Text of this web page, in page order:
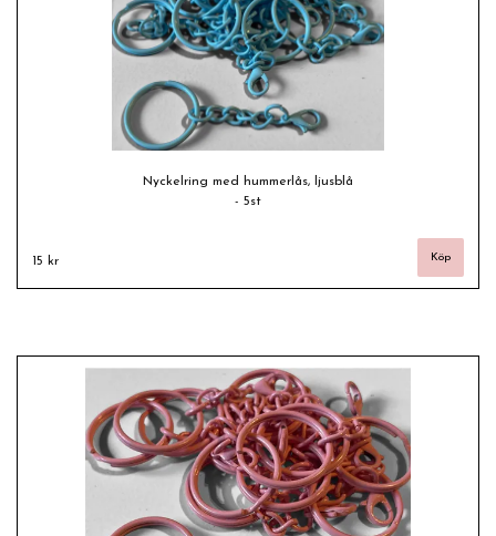
Nyckelring med hummerlås, ljusblå
- 5st
15 kr